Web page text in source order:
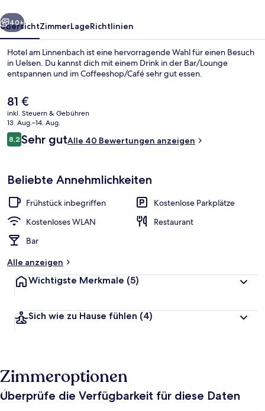
Weiter
40+
ÜbersichtZimmerLageRichtlinien
Hotel am Linnenbach ist eine hervorragende Wahl für einen Besuch
in Uelsen. Du kannst dich mit einem Drink in der Bar/Lounge
entspannen und im Coffeeshop/Café sehr gut essen.
Der
aktuelle
Preis
beträgt
81 €.
81 €
inkl. Steuern & Gebühren
13. Aug.–14. Aug.
Bewertungen
8,28,2 von 10.
Sehr gutAlle 40 Bewertungen anzeigen
Beliebte Annehmlichkeiten
Frühstück inbegriffen
Kostenlose Parkplätze
Kostenloses WLAN
Restaurant
Bar
Alle anzeigen
Wichtigste Merkmale (5)
Sich wie zu Hause fühlen (4)
Zimmeroptionen
Überprüfe die Verfügbarkeit für diese Daten